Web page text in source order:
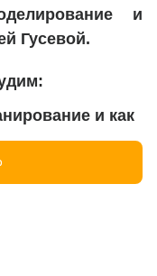
и
Гусевой.
:
и как
и